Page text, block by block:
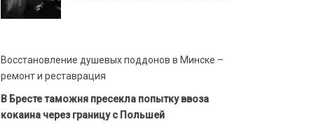
Восстановление душевых поддонов в Минске –
ремонт и реставрация
В Бресте таможня пресекла попытку ввоза
кокаина через границу с Польшей